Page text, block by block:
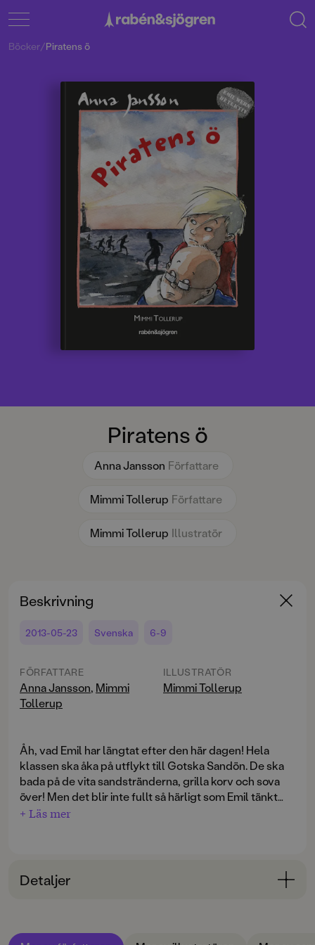
Piratens ö
Anna Jansson Författare
Mimmi Tollerup Författare
Mimmi Tollerup Illustratör
Böcker/Piratens ö
Beskrivning
2013-05-23 Svenska 6-9
FÖRFATTARE
Anna Jansson, Mimmi
Tollerup
ILLUSTRATÖR
Mimmi Tollerup
Åh, vad Emil har längtat efter den här dagen! Hela
klassen ska åka på utflykt till Gotska Sandön. De ska
bada på de vita sandstränderna, grilla korv och sova
över! Men det blir inte fullt så härligt som Emil tänkt
sig. På båtresan över blåser det upp till storm och alla
sedan det som inte får hända: strömmen går och all
mat försvinner. Plötsligt har klassens drömresa
+ Läs mer
Detaljer
ÅLDERSGRUPP